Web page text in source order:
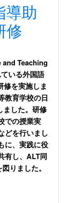
導助
修
Teaching
いる外国語
修を実施しま
教育学校の日
ました。研修
での授業実
どを行いまし
に、実践に役
有し、ALT同
りました。